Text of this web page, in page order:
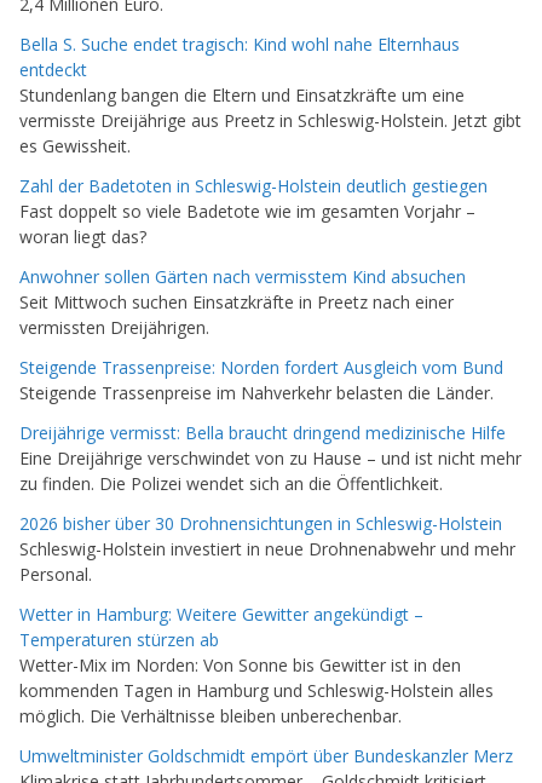
Bella S. Suche endet tragisch: Kind wohl nahe Elternhaus
entdeckt
Stundenlang bangen die Eltern und Einsatzkräfte um eine
vermisste Dreijährige aus Preetz in Schleswig-Holstein. Jetzt gibt
es Gewissheit.
Zahl der Badetoten in Schleswig-Holstein deutlich gestiegen
Fast doppelt so viele Badetote wie im gesamten Vorjahr –
woran liegt das?
Anwohner sollen Gärten nach vermisstem Kind absuchen
Seit Mittwoch suchen Einsatzkräfte in Preetz nach einer
vermissten Dreijährigen.
Steigende Trassenpreise: Norden fordert Ausgleich vom Bund
Steigende Trassenpreise im Nahverkehr belasten die Länder.
Dreijährige vermisst: Bella braucht dringend medizinische Hilfe
Eine Dreijährige verschwindet von zu Hause – und ist nicht mehr
zu finden. Die Polizei wendet sich an die Öffentlichkeit.
2026 bisher über 30 Drohnensichtungen in Schleswig-Holstein
Schleswig-Holstein investiert in neue Drohnenabwehr und mehr
Personal.
Wetter in Hamburg: Weitere Gewitter angekündigt –
Temperaturen stürzen ab
Wetter-Mix im Norden: Von Sonne bis Gewitter ist in den
kommenden Tagen in Hamburg und Schleswig-Holstein alles
möglich. Die Verhältnisse bleiben unberechenbar.
Umweltminister Goldschmidt empört über Bundeskanzler Merz